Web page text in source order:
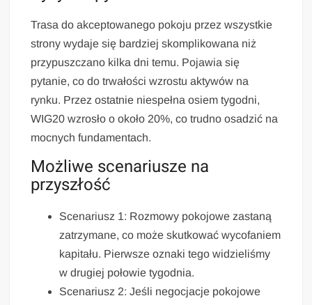
Trasa do akceptowanego pokoju przez wszystkie
strony wydaje się bardziej skomplikowana niż
przypuszczano kilka dni temu. Pojawia się
pytanie, co do trwałości wzrostu aktywów na
rynku. Przez ostatnie niespełna osiem tygodni,
WIG20 wzrosło o około 20%, co trudno osadzić na
mocnych fundamentach.
Możliwe scenariusze na
przyszłość
Scenariusz 1: Rozmowy pokojowe zastaną
zatrzymane, co może skutkować wycofaniem
kapitału. Pierwsze oznaki tego widzieliśmy
w drugiej połowie tygodnia.
Scenariusz 2: Jeśli negocjacje pokojowe